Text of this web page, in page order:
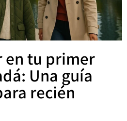
en tu primer
Una guía
recién